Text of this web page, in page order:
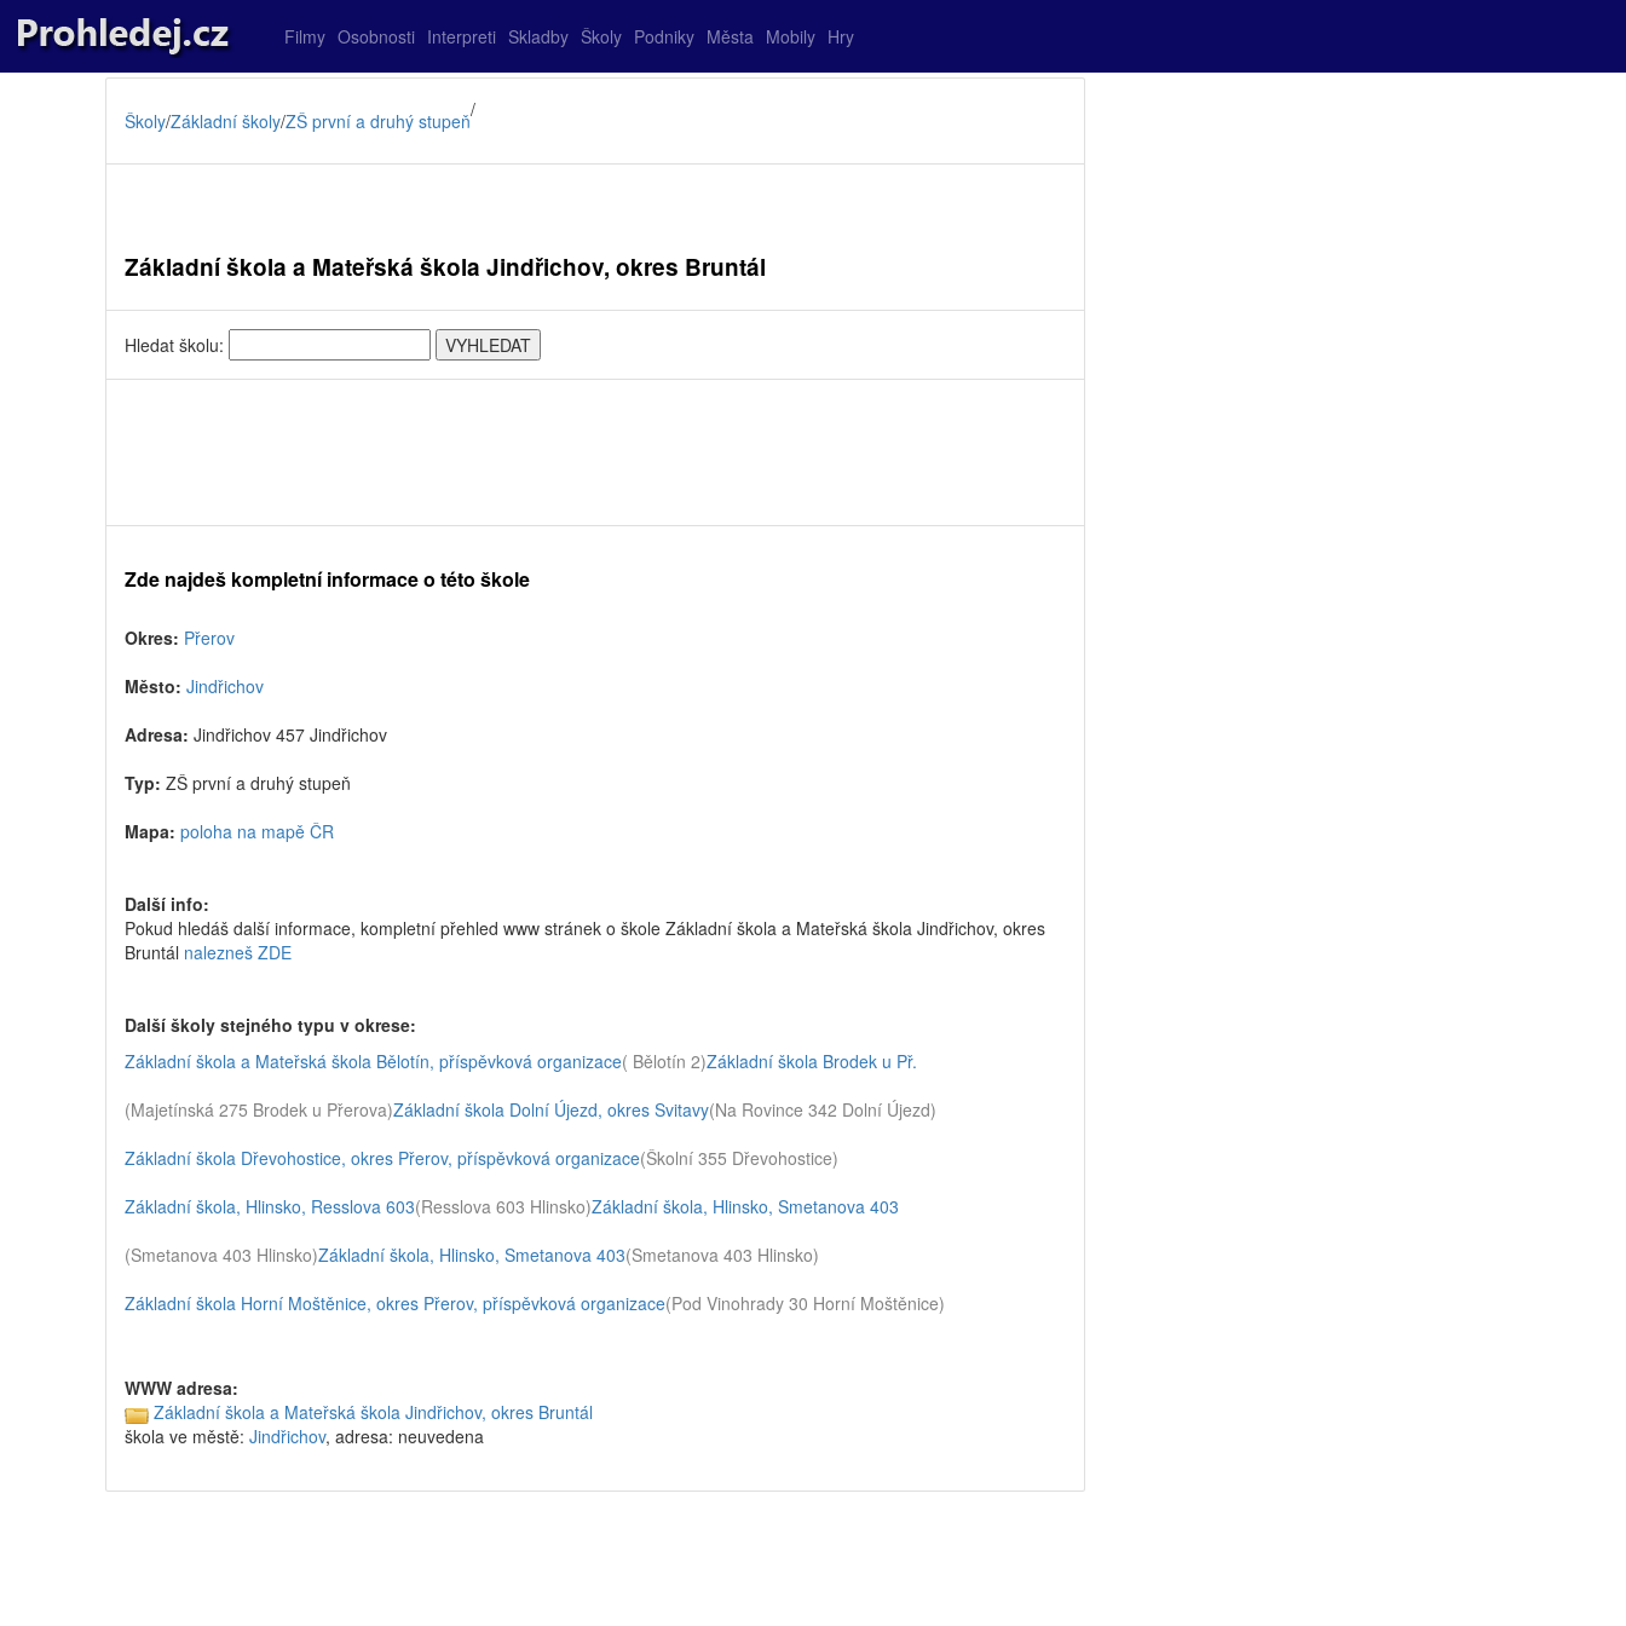
Filmy Osobnosti Interpreti Skladby Školy Podniky Města Mobily Hry
Školy/Základní školy/ZŠ první a druhý stupeň/
Základní škola a Mateřská škola Jindřichov, okres Bruntál
Hledat školu:
Zde najdeš kompletní informace o této škole
Okres: Přerov
Město: Jindřichov
Adresa: Jindřichov 457 Jindřichov
Typ: ZŠ první a druhý stupeň
Mapa: poloha na mapě ČR
Další info:
Pokud hledáš další informace, kompletní přehled www stránek o škole Základní škola a Mateřská škola Jindřichov, okres
Bruntál nalezneš ZDE
Další školy stejného typu v okrese:
Základní škola a Mateřská škola Bělotín, příspěvková organizace( Bělotín 2)Základní škola Brodek u Př.
(Majetínská 275 Brodek u Přerova)Základní škola Dolní Újezd, okres Svitavy(Na Rovince 342 Dolní Újezd)
Základní škola Dřevohostice, okres Přerov, příspěvková organizace(Školní 355 Dřevohostice)
Základní škola, Hlinsko, Resslova 603(Resslova 603 Hlinsko)Základní škola, Hlinsko, Smetanova 403
(Smetanova 403 Hlinsko)Základní škola, Hlinsko, Smetanova 403(Smetanova 403 Hlinsko)
Základní škola Horní Moštěnice, okres Přerov, příspěvková organizace(Pod Vinohrady 30 Horní Moštěnice)
WWW adresa:
Základní škola a Mateřská škola Jindřichov, okres Bruntál
škola ve městě: Jindřichov, adresa: neuvedena